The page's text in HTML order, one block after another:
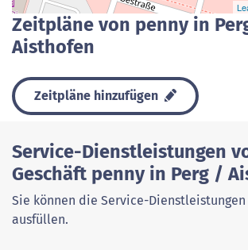
Zeitpläne von penny in
Aisthofen
Zeitpläne hinzufügen
Service-Dienstleistungen
Geschäft penny in Perg /
Sie können die Service-Dienstleistungen
ausfüllen.